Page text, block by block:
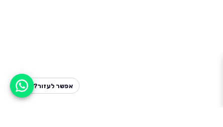
אפשר לעזור?